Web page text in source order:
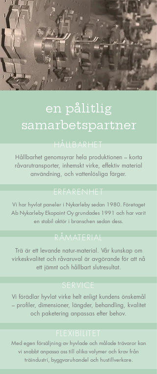
en pålitlig
samarbetspartner
Hållbarhet genomsyrar hela produktionen – korta
råvarutransporter, inhemskt virke, effektiv material
användning, och vattenlösliga färger.
Vi har hyvlat paneler i Nykarleby sedan 1980. Företaget
Ab Nykarleby Ekopaint Oy grundades 1991 och har varit
en stabil aktör i branschen sedan dess.
Trä är ett levande natur-material. Vår kunskap om
virkeskvalitet och råvaruval är avgörande för att nå
ett jämnt och hållbart slutresultat.
Vi förädlar hyvlat virke helt enligt kundens önskemål
– profiler, dimensioner, längder, behandling, kvalitet
och paketering anpassas efter behov.
Med egen försäljning av hyvlade och målade trävaror kan
vi snabbt anpassa oss till olika volymer och krav från
träindustri, byggvaruhandel och hustillverkare.
HÅLLBARHET
ERFARENHET
RÅMATERIAL
SERVICE
FLEXIBILITET